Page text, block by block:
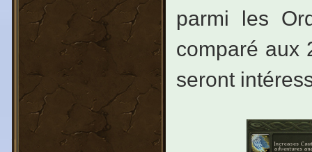
parmi les
comparé aux
seront